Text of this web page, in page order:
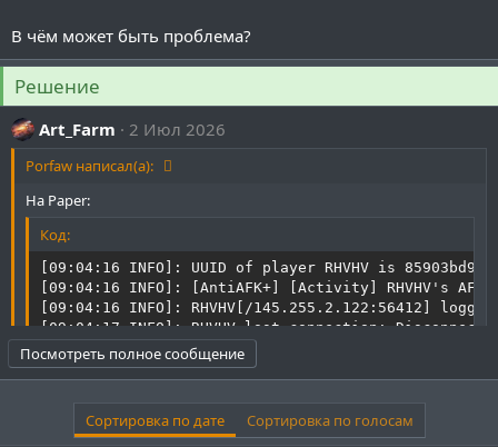
В чём может быть проблема?
Решение
Art_Farm 2 Июл 2026
Porfaw написал(а):
На Paper:
Код:
[09:04:16 INFO]: UUID of player RHVHV is 85903bd9-
[09:04:16 INFO]: [AntiAFK+] [Activity] RHVHV's
[09:04:16 INFO]: RHVHV[/145.255.2.122:56412]
[09:04:17 INFO]: RHVHV lost connection:
[09:04:17 INFO]: [AntiAFK+] [Activity] RHVHV's AFK
На Velocity:
Посмотреть полное сообщение
Сортировка по дате Сортировка по голосам